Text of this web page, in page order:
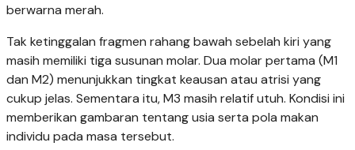
berwarna merah.
Tak ketinggalan fragmen rahang bawah sebelah kiri yang
masih memiliki tiga susunan molar. Dua molar pertama (M1
dan M2) menunjukkan tingkat keausan atau atrisi yang
cukup jelas. Sementara itu, M3 masih relatif utuh. Kondisi ini
memberikan gambaran tentang usia serta pola makan
individu pada masa tersebut.